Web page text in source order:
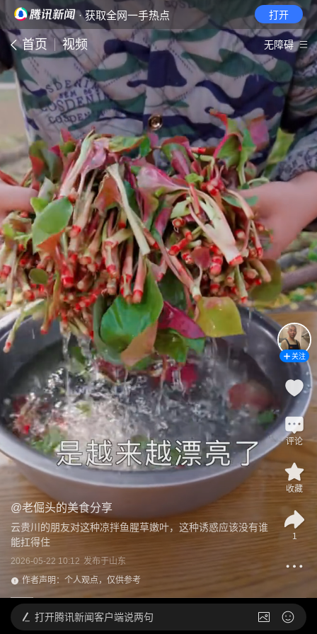
· 获取全网一手热点 打开
首页 视频 无障碍
@老倔头的美食分享
云贵川的朋友对这种凉拌鱼腥草嫩叶，这种诱惑应该没有谁
能扛得住
2026-05-22 10:12 发布于山东
作者声明：个人观点，仅供参考
关注
评论
收藏
1
打开腾讯新闻客户端说两句